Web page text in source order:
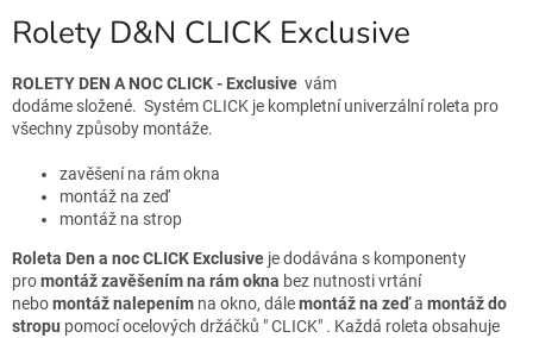
Rolety D&N CLICK Exclusive
ROLETY DEN A NOC CLICK - Exclusive vám
dodáme složené. Systém CLICK je kompletní univerzální roleta pro
všechny způsoby montáže.
zavěšení na rám okna
montáž na zeď
montáž na strop
Roleta Den a noc CLICK Exclusive je dodávána s komponenty
promontáž zavěšením na rámokna bez nutnosti vrtání
nebomontáž nalepením na okno, dálemontáž na zeďa montáž do
stropu pomocí ocelových držáčků " CLICK" . Každá roleta obsahuje